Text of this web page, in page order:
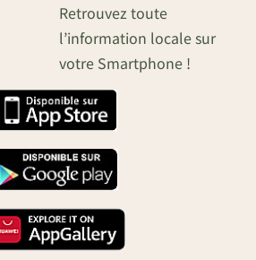
Retrouvez toute
l’information locale sur
votre Smartphone !